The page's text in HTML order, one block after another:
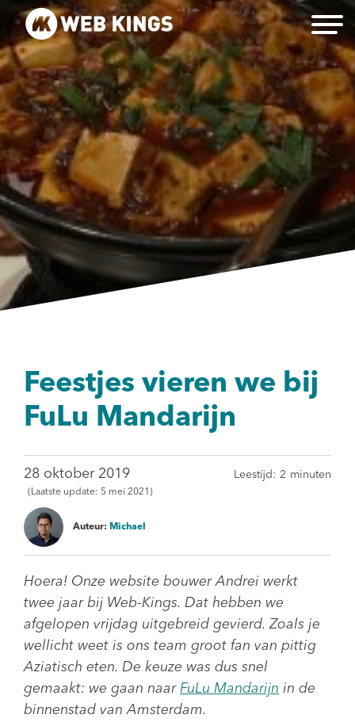
Feestjes vieren we bij
FuLu Mandarijn
28 oktober 2019
(Laatste update: 5 mei 2021)
Leestijd: 2 minuten
Auteur: Michael
Hoera! Onze website bouwer Andrei werkt
twee jaar bij Web-Kings. Dat hebben we
afgelopen vrijdag uitgebreid gevierd. Zoals je
wellicht weet is ons team groot fan van pittig
Aziatisch eten. De keuze was dus snel
gemaakt: we gaan naar FuLu Mandarijn in de
binnenstad van Amsterdam.